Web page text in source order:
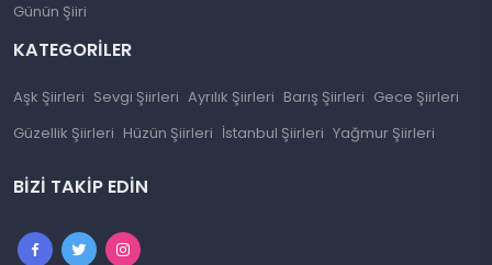
Günün Şiiri
KATEGORILER
Aşk Şiirleri Sevgi Şiirleri Ayrılık Şiirleri Barış Şiirleri Gece Şiirleri
Güzellik Şiirleri Hüzün Şiirleri İstanbul Şiirleri Yağmur Şiirleri
BIZI TAKIP EDIN